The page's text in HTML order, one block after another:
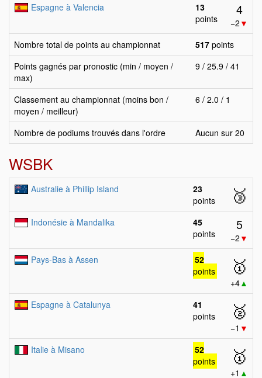
Espagne à Valencia
13
points
4
−2 ▼
Nombre total de points au championnat
517 points
Points gagnés par pronostic (min / moyen /
max)
9 / 25.9 / 41
Classement au championnat (moins bon /
moyen / meilleur)
6 / 2.0 / 1
Nombre de podiums trouvés dans l'ordre Aucun sur 20
WSBK
Australie à Phillip Island
23
points
🥉
Indonésie à Mandalika
45
points
5
−2 ▼
Pays-Bas à Assen
52
points
🥇
+4▲
Espagne à Catalunya
41
points
🥈
−1 ▼
Italie à Misano
52
points
🥇
+1 ▲